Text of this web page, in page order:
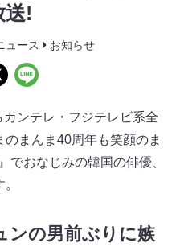
送!
ュース お知らせ
ンテレ・フジテレビ系全
まんま40周年も笑顔のま
でおなじみの韓国の俳優、
ンの男前ぶりに嫉